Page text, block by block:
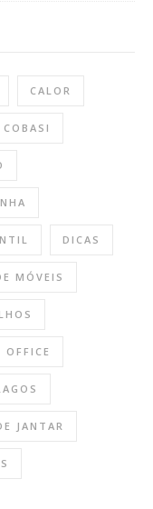
CALOR
COBASI
DICAS
MÓVEIS
OFFICE
JANTAR